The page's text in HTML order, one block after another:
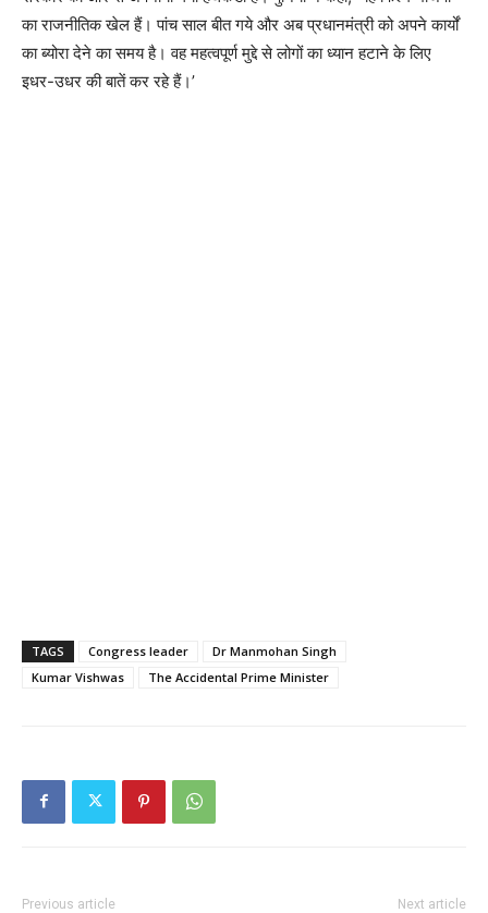
का राजनीतिक खेल हैं। पांच साल बीत गये और अब प्रधानमंत्री को अपने कार्यों
का ब्योरा देने का समय है। वह महत्वपूर्ण मुद्दे से लोगों का ध्यान हटाने के लिए
इधर-उधर की बातें कर रहे हैं।’
TAGS Congress leader
Dr Manmohan Singh
Kumar Vishwas
The Accidental Prime Minister
Previous article Next article